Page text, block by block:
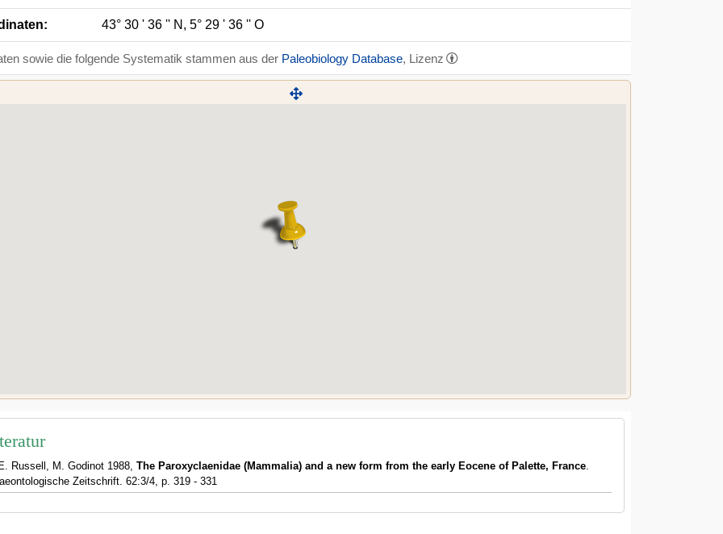
43° 30 ' 36 '' N, 5° 29 ' 36 '' O
sowie die folgende Systematik stammen aus der Paleobiology Database, Lizenz
Russell, M. Godinot 1988, The Paroxyclaenidae (Mammalia) and a new form from the early Eocene of Palette, France.
Zeitschrift. 62:3/4, p. 319 - 331